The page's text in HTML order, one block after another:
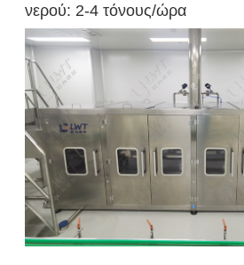
νερού: 2-4 τόνους/ώρα